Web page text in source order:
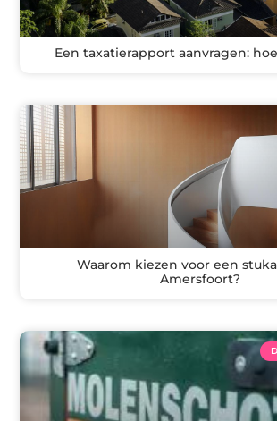
Een taxatierapport aanvragen:
Waarom kiezen voor een
Amersfoort?